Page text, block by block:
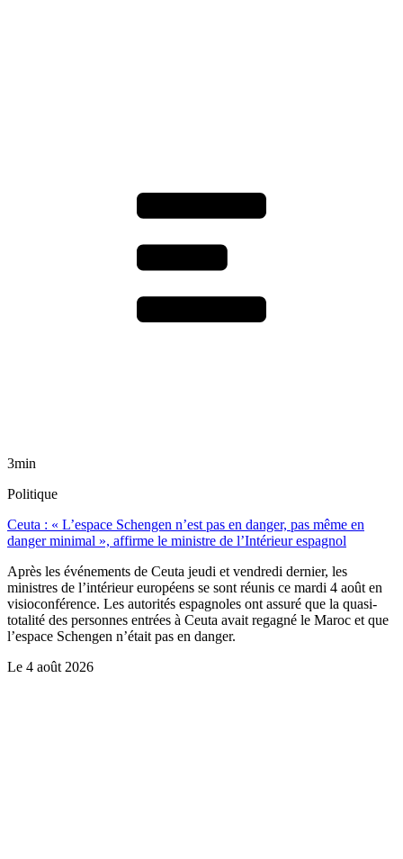
3min
Politique
Ceuta : « L’espace Schengen n’est pas en danger, pas même en
danger minimal », affirme le ministre de l’Intérieur espagnol
Après les événements de Ceuta jeudi et vendredi dernier, les
ministres de l’intérieur européens se sont réunis ce mardi 4 août en
visioconférence. Les autorités espagnoles ont assuré que la quasi-
totalité des personnes entrées à Ceuta avait regagné le Maroc et que
l’espace Schengen n’était pas en danger.
Le 4 août 2026